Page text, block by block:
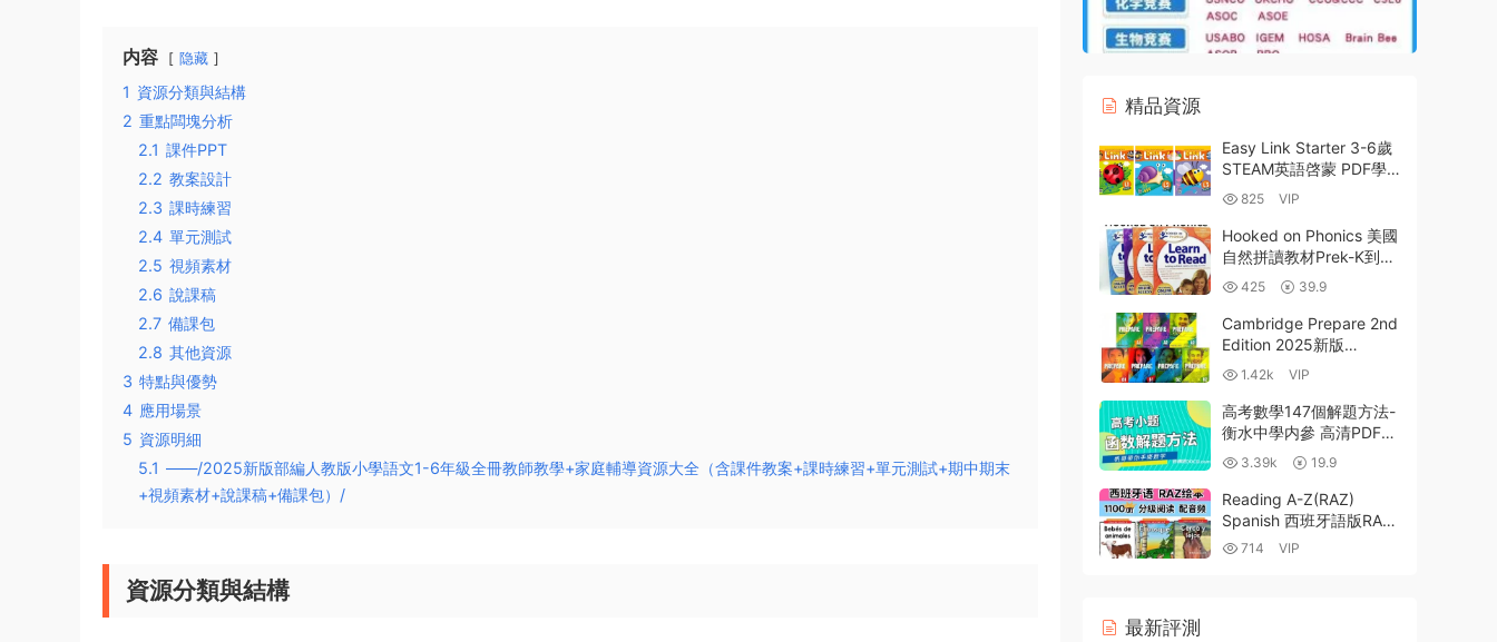
内容 隐藏
1 資源分類與結構
2 重點闆塊分析
2.1 課件PPT
2.2 教案設計
2.3 課時練習
2.4 單元測試
2.5 視頻素材
2.6 說課稿
2.7 備課包
2.8 其他資源
3 特點與優勢
4 應用場景
5 資源明細
5.1 ——/2025新版部編人教版小學語文1-6年級全冊教師教學+家庭輔導資源大全（含課件教案+課時練習+單元測試+期中期末
+視頻素材+說課稿+備課包）/
資源分類與結構
精品資源
Easy Link Starter 3-6歲
STEAM英語啓蒙 PDF學
生用書+教師用書+練習冊
+答案+MP3音頻+教學資
源 百度網盤下載
825 VIP
Hooked on Phonics 美國
自然拼讀教材Prek-K到G2
PDF電子版學生書練習冊
故事書拼寫遊戲 MP4視頻
網盤資源下載
425 39.9
Cambridge Prepare 2nd
Edition 2025新版
KET/PET/FCE教材全套
PDF+音視頻資源下載
1.42k VIP
高考數學147個解題方法-
衡水中學内參 高清PDF
百度網盤下載-11MB
3.39k 19.9
Reading A-Z(RAZ)
Spanish 西班牙語版RAZ
分級閱讀AA-Z2共29級
714 VIP
最新評測